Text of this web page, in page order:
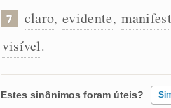
7 claro, evidente,
visível.
Estes sinônimos foram úteis?